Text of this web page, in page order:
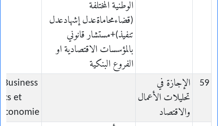
الوطنية المختلفة
(قضاءمحاماةعدل إشهادعدل
تنفيذ)+مستشار قانوني
بالمؤسسات الاقتصادية او
الفروع البنكية
59
الإجازة في
تحليلات الأعمال
والاقتصاد
Business
et
Économie